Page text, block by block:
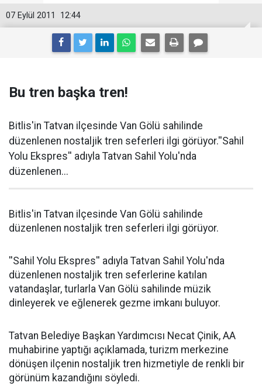
12:44
07 Eylül 2011
Bu tren başka tren!
Bitlis'in Tatvan ilçesinde Van Gölü sahilinde
düzenlenen nostaljik tren seferleri ilgi görüyor.''Sahil
Yolu Ekspres'' adıyla Tatvan Sahil Yolu'nda
düzenlenen...
Bitlis'in Tatvan ilçesinde Van Gölü sahilinde
düzenlenen nostaljik tren seferleri ilgi görüyor.
''Sahil Yolu Ekspres'' adıyla Tatvan Sahil Yolu'nda
düzenlenen nostaljik tren seferlerine katılan
vatandaşlar, turlarla Van Gölü sahilinde müzik
dinleyerek ve eğlenerek gezme imkanı buluyor.
Tatvan Belediye Başkan Yardımcısı Necat Çinik, AA
muhabirine yaptığı açıklamada, turizm merkezine
dönüşen ilçenin nostaljik tren hizmetiyle de renkli bir
görünüm kazandığını söyledi.